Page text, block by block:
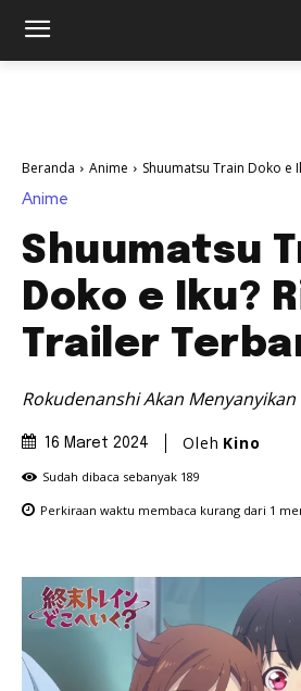
Beranda Anime Shuumatsu Train Doko e
Anime
Shuumatsu
Doko e Iku?
Trailer
Rokudenanshi Akan Menyanyikan
16 Maret 2024 Oleh Kino
Sudah dibaca sebanyak 189
Perkiraan waktu membaca kurang dari 1